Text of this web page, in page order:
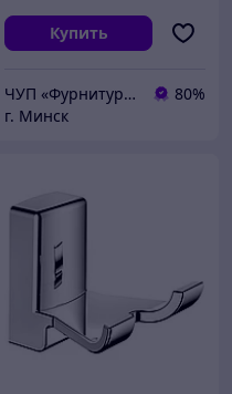
Купить
ЧУП «Фурнитурка-бай»
80%
г. Минск